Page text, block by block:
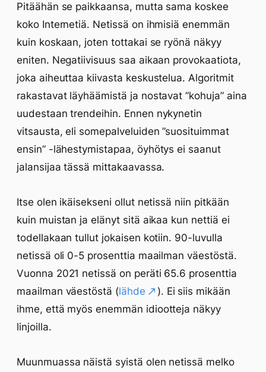
Pitäähän se paikkaansa, mutta sama koskee
koko Internetiä. Netissä on ihmisiä enemmän
kuin koskaan, joten tottakai se ryönä näkyy
eniten. Negatiivisuus saa aikaan provokaatiota,
joka aiheuttaa kiivasta keskustelua. Algoritmit
rakastavat läyhäämistä ja nostavat ”kohuja” aina
uudestaan trendeihin. Ennen nykynetin
vitsausta, eli somepalveluiden ”suosituimmat
ensin” -lähestymistapaa, öyhötys ei saanut
jalansijaa tässä mittakaavassa.
Itse olen ikäisekseni ollut netissä niin pitkään
kuin muistan ja elänyt sitä aikaa kun nettiä ei
todellakaan tullut jokaisen kotiin. 90-luvulla
netissä oli 0-5 prosenttia maailman väestöstä.
Vuonna 2021 netissä on peräti 65.6 prosenttia
maailman väestöstä (lähde
). Ei siis mikään
ihme, että myös enemmän idiootteja näkyy
linjoilla.
Muunmuassa näistä syistä olen netissä melko